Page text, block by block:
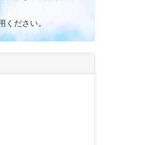
ください。